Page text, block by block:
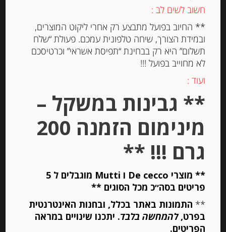
Out of
Stock
דבש עם פטריות כמהין ואגוזי מלך
חשוב לשים לב :
** החיוב בפועל מתבצע רק אחרי ליקוט המוצרים,
ובמידת הצורך, שיחה טלפונית עמכם. פעולת “שלח
תשלום” היא רק בבחינת “תפיסת אשראי” וכרטיסכם
לא מחוייב בפועל !!!
ועוד :
** גבינות במשקל –
מינימום הזמנה 200
גרם !!! **
** מוצרי De cecco ו Mutti מוגבלים ל 5
פריטים בסה״כ מכל הסוגים **
** התמונות באתר בכלל, ובחנות האינטרנטית
בפרט,להמחשה בלבד. יתכנו שינויים במראה
הפריטים.